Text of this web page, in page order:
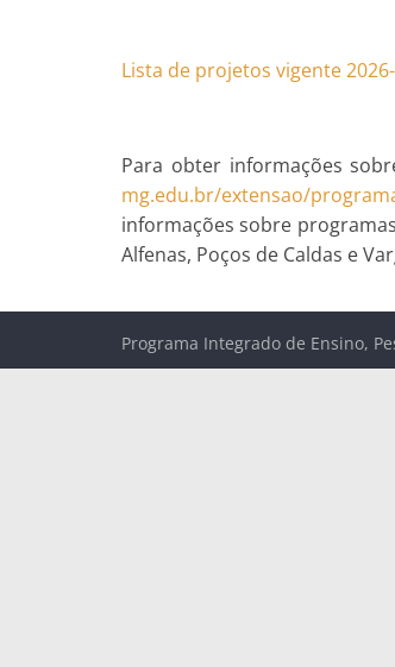
Lista de projetos vigente
Para obter informações
mg.edu.br/extensao/
informações sobre
Alfenas, Poços de Caldas e
Programa Integrado de Ensino,